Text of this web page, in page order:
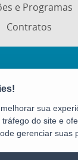
e Programas
Contratos
150 - Vitória /
(27) 3636-5802
sua
do site e
gerenciar suas